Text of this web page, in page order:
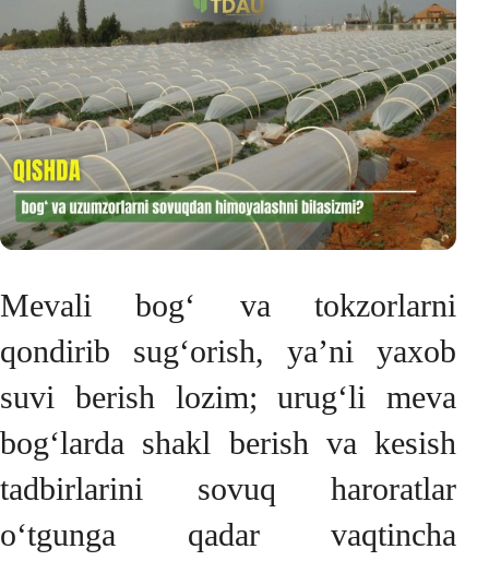
Mevali bog‘ va tokzorlarni
qondirib sug‘orish, yaʼni yaxob
suvi berish lozim; urug‘li meva
bog‘larda shakl berish va kesish
tadbirlarini sovuq haroratlar
o‘tgunga qadar vaqtincha